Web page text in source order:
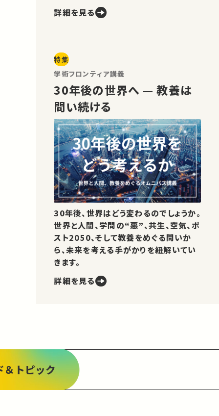
詳細を見る
特集
学術フロンティア講義
30年後の世界へ — 教養は
問い続ける
30年後、世界はどう変わるのでしょうか。
世界と人間、学問の“悪”、共生、空気、ポ
スト2050、そして教養をめぐる問いか
ら、未来を考える手がかりを紐解いてい
きます。
詳細を見る
＆トピック